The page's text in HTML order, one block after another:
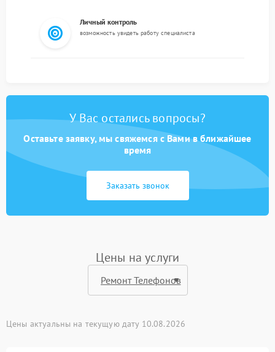
Личный контроль
возможность увидеть работу специалиста
У Вас остались вопросы?
Оставьте заявку, мы свяжемся с Вами в ближайшее
время
Заказать звонок
Цены на услуги
Цены актуальны на текущую дату 10.08.2026